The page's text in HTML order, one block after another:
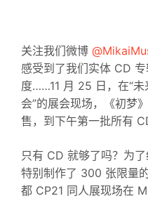
关注我们微博
感受到了我们实体 CD
度……11 月 25 日，在“未
会”的展会现场，《初梦
售，到下午第一批所有
只有 CD 就够了吗？为
特别制作了 300 张限量
都 CP21 同人展现场在